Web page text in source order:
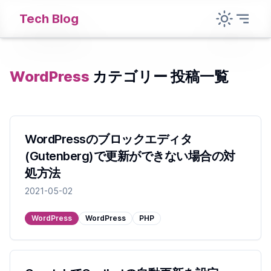
Tech Blog
WordPress カテゴリー 投稿一覧
WordPressのブロックエディタ
(Gutenberg)で更新ができない場合の対
処方法
2021-05-02
WordPress WordPress PHP